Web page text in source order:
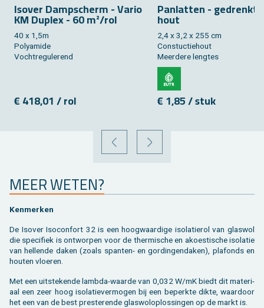
Is­over Damp­scherm - Vario
KM Du­plex - 60 m²/rol
40 x 1,5m
Po­ly­a­mi­de
Vocht­re­gu­le­rend
€ 418,01 / rol
Pan­lat­ten - ge­drenkt
hout
2,4 x 3,2 x 255 cm
Constuc­tie­hout
Meer­de­re leng­tes
€ 1,85 / stuk
VORIGE VOLGENDE
MEER WETEN?
Ken­mer­ken
De Is­over Iso­con­fort 32 is een hoog­waar­di­ge iso­la­tie­rol van glas­wol
die spe­ci­fiek is ont­wor­pen voor de ther­mi­sche en akoes­ti­sche iso­la­tie
van hel­len­de daken (zoals span­ten- en gor­din­gen­da­ken), pla­fonds en
hou­ten vloe­ren.
Met een uit­ste­ken­de lamb­da-waar­de van 0,032 W/mK biedt dit ma­te­ri­
aal een zeer hoog iso­la­tie­ver­mo­gen bij een be­perk­te dikte, waar­door
het een van de best pres­te­ren­de glas­wol­op­los­sin­gen op de markt is.